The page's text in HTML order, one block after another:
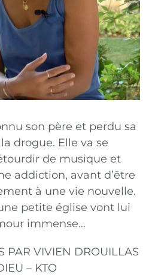
son père et perdu sa
drogue. Elle va se
de musique et
addiction, avant d’être
à une vie nouvelle.
petite église vont lui
immense…
PAR VIVIEN DROUILLAS
– KTO